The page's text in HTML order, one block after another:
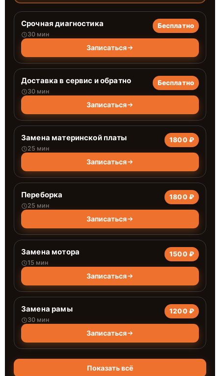
Срочная диагностика
30 мин
Бесплатно
Записаться
Доставка в сервис и обратно
30 мин
Бесплатно
Записаться
Замена материнской платы
25 мин
1800 ₽
Записаться
Переборка
25 мин
1800 ₽
Записаться
Замена мотора
15 мин
1500 ₽
Записаться
Замена рамы
30 мин
1200 ₽
Записаться
Показать всё